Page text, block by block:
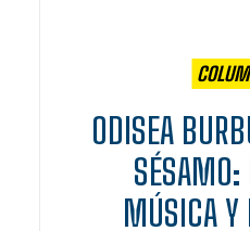
ODISEA
SÉSAMO:
MÚSICA